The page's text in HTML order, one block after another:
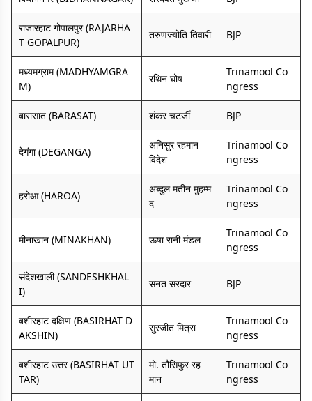
राजारहाट गोपालपुर (RAJARHA
T GOPALPUR)
तरुणज्योति तिवारी BJP
मध्यमग्राम (MADHYAMGRA
M)
रथिन घोष
Trinamool Co
ngress
बारासात (BARASAT) शंकर चटर्जी BJP
देगंगा (DEGANGA)
अनिसुर रहमान
विदेश
Trinamool Co
ngress
हरोआ (HAROA)
अब्दुल मतीन मुहम्म
द
Trinamool Co
ngress
मीनाखान (MINAKHAN) ऊषा रानी मंडल
Trinamool Co
ngress
संदेशखाली (SANDESHKHAL
I)
सनत सरदार BJP
बशीरहाट दक्षिण (BASIRHAT D
AKSHIN)
सुरजीत मित्रा
Trinamool Co
ngress
बशीरहाट उत्तर (BASIRHAT UT
TAR)
मो. तौसिफुर रह
मान
Trinamool Co
ngress